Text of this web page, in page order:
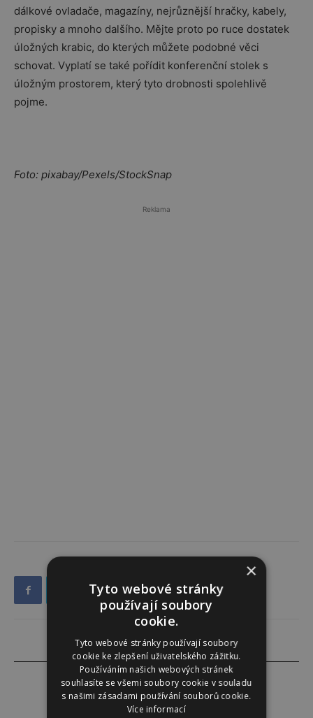
dálkové ovladače, magazíny, nejrůznější hračky, kabely,
propisky a mnoho dalšího. Mějte proto po ruce dostatek
úložných krabic, do kterých můžete podobné věci
schovat. Vyplatí se také pořídit konferenční stolek s
úložným prostorem, který tyto drobnosti spolehlivě
pojme.
Foto: pixabay/Pexels/StockSnap
Reklama
×
Tyto webové stránky
používají soubory
cookie.
Tyto webové stránky používají soubory
cookie ke zlepšení uživatelského zážitku.
Používáním našich webových stránek
souhlasíte se všemi soubory cookie v souladu
s našimi zásadami používání souborů cookie.
Více informací